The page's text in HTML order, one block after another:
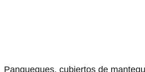
Panqueques, cubiertos de